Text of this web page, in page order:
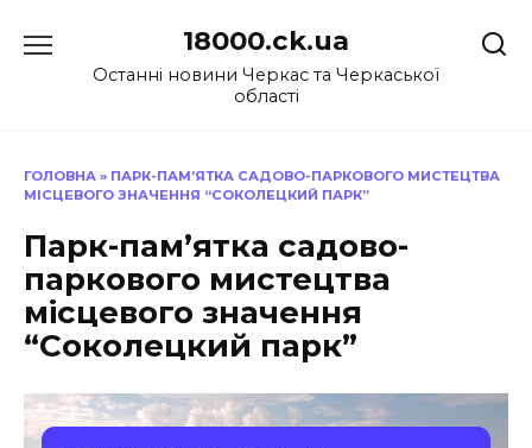
до
18000.ck.ua
Останні новини Черкас та Черкаської
області
ГОЛОВНА » ПАРК-ПАМ’ЯТКА САДОВО-ПАРКОВОГО МИСТЕЦТВА
МІСЦЕВОГО ЗНАЧЕННЯ “СОКОЛЕЦКИЙ ПАРК”
Парк-пам’ятка садово-
паркового мистецтва
місцевого значення
“Соколецкий парк”